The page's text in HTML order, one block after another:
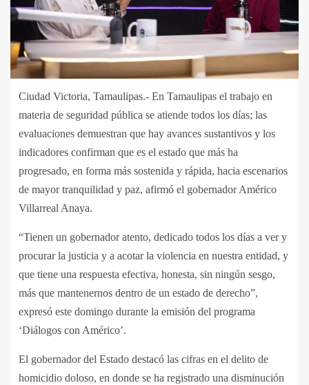
Ciudad Victoria, Tamaulipas.- En Tamaulipas el trabajo en
materia de seguridad pública se atiende todos los días; las
evaluaciones demuestran que hay avances sustantivos y los
indicadores confirman que es el estado que más ha
progresado, en forma más sostenida y rápida, hacia escenarios
de mayor tranquilidad y paz, afirmó el gobernador Américo
Villarreal Anaya.
“Tienen un gobernador atento, dedicado todos los días a ver y
procurar la justicia y a acotar la violencia en nuestra entidad, y
que tiene una respuesta efectiva, honesta, sin ningún sesgo,
más que mantenernos dentro de un estado de derecho”,
expresó este domingo durante la emisión del programa
‘Diálogos con Américo’.
El gobernador del Estado destacó las cifras en el delito de
homicidio doloso, en donde se ha registrado una disminución